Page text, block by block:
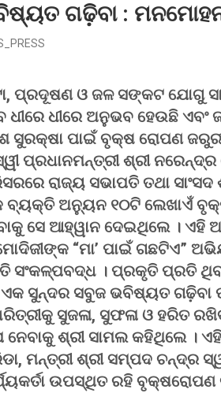
ଗଢ଼ିବା :
ପ୍ରଦୂଷଣ ଓ ଜଳ ସଙ୍କଟ ଯୋଗୁ
ଧୀରେ ଧୀରେ ଅନୁଭବ ହେଉଛି
ସୁରକ୍ଷା ପାଇଁ ବୃକ୍ଷ ରୋପଣ
ପ୍ରଧାନମନ୍ତ୍ରୀ ଶ୍ରୀ
ରାଜ୍ୟ ସଭାପତି ତଥା
ଅନ୍ୟୁନ ୧୦ଟି ଲେଖାଏଁ
ସେ ଆହ୍ୱାନ ଦେଇଥିଲେ । ଏହି
“ମା’ ପାଇଁ ଗଛଟିଏ”
ସଂକଳ୍ପବଦ୍ଧ । ପ୍ରକୃତି ପ୍ରତି
ଏକ ସୁନ୍ଦର ସବୁଜ ଭବିଷ୍ୟତ
ସୁଜଳା, ସୁଫଳା ଓ ହରିତ
ନେବାକୁ ଶ୍ରୀ ସାମଲ କହିଥିଲେ ।
ମନ୍ତ୍ରୀ ଶ୍ରୀ ସମ୍ପଦ ଚନ୍ଦ୍ର
ଉପସ୍ଥିତ ରହି